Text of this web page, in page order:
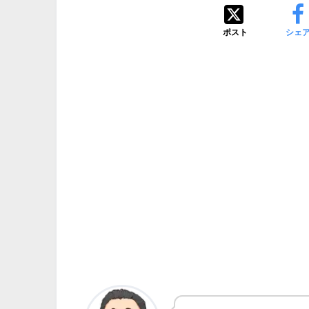
ポスト シェ